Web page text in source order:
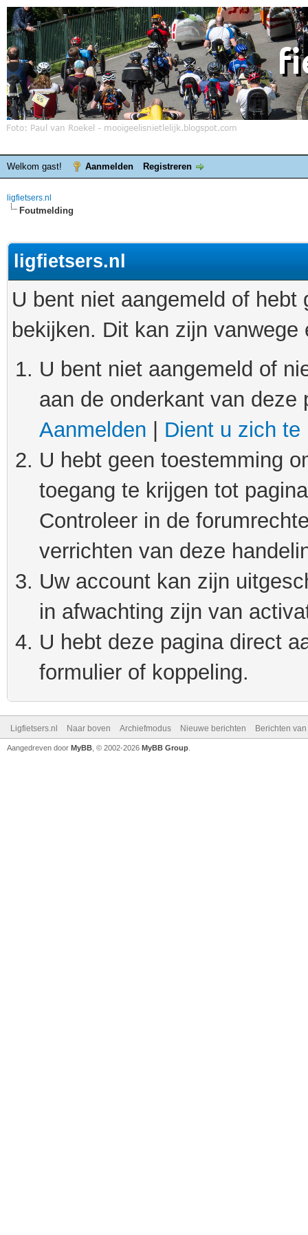
Welkom gast! Aanmelden Registreren
ligfietsers.nl
Foutmelding
ligfietsers.nl
U bent niet aangemeld of
bekijken. Dit kan zijn
U bent niet aangemeld of
aan de onderkant van
Aanmelden
Dient u zich te
U hebt geen toestemming
toegang te krijgen tot
Controleer in de
verrichten van deze
Uw account kan zijn
in afwachting zijn van
U hebt deze pagina direct
formulier of koppeling.
Ligfietsers.nl Naar boven Archiefmodus Nieuwe berichten Berichten
Aangedreven door MyBB , © 2002-2026 MyBB Group